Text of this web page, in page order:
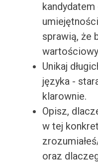
sprawią, że
Unikaj
języka -
klarownie.
Opisz,
w tej
oraz